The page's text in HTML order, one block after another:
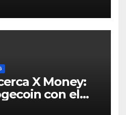
X Money:
con el
#Cripto